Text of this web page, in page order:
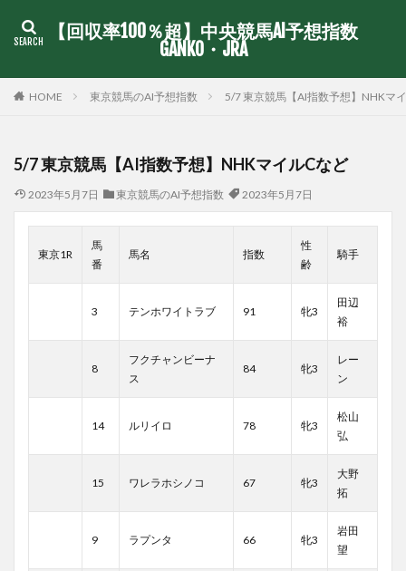
【回収率100％超】中央競馬AI予想指数
GANKO・JRA
HOME 東京競馬のAI予想指数 5/7 東京競馬【AI指数予想】NHKマ
5/7 東京競馬【AI指数予想】NHKマイルCなど
2023年5月7日 東京競馬のAI予想指数 2023年5月7日
東京1R
馬
番
馬名 指数
性
齢
騎手
3 テンホワイトラブ 91 牝3
田辺
裕
8
フクチャンビーナ
ス
84 牝3
レー
ン
14 ルリイロ 78 牝3
松山
弘
15 ワレラホシノコ 67 牝3
大野
拓
9 ラプンタ 66 牝3
岩田
望